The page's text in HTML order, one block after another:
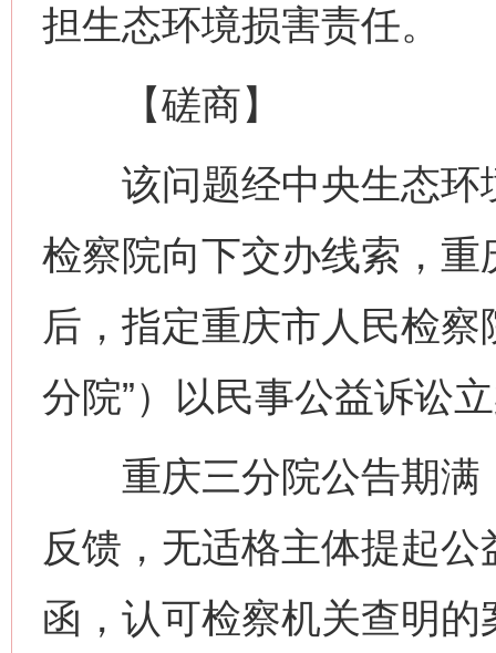
担生态环境损害责任。
【磋商】
该问题经中央生态环
检察院向下交办线索，
后，指定重庆市人民检
分院”）以民事公益诉讼
重庆三分院公告期满
反馈，无适格主体提起
函，认可检察机关查明